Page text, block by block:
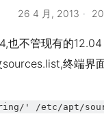
26 4 月, 2013
也不管现有的
终端界
' /etc/apt/